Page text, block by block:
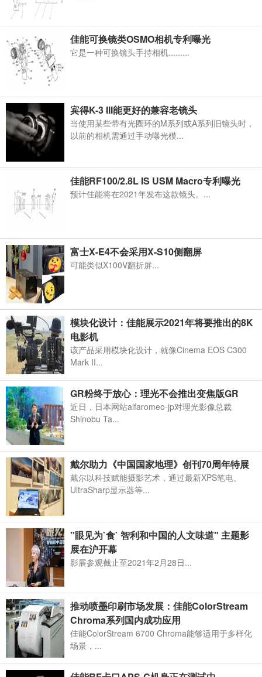
佳能可换镜类OSMO相机专利曝光
它是一种可换镜头手持相机.........
宾得K-3 III能更好的兼容老镜头
当使用某些带有光圈环的M系列或A系列旧镜头时，
以前的相机需通过手动曝光模...
佳能RF100/2.8L IS USM Macro专利曝光
预计佳能将在2021年发布这款镜头。...
富士X-E4不会采用X-S10侧翻屏
可能类似X100V翻折屏...
模块化设计：佳能展示2021年将要推出的8K
电影机
该产品采用模块化设计，就像Cinema EOS C300
Mark II...
GR粉终于放心：理光不会推出变焦版GR
近日，日本网站alfaromeo-jp对理光影像总裁
Shinobu Ta...
戴尔助力《中国国家地理》创刊70周年特展
戴尔以科技赋能摄影艺术，通过最新XPS笔电、
UltraSharp显示器等...
"眼见为`食` 智利和中国的人文味道" 主题影
展在沪开幕
影展参观截止至2021年2月28日...
推动喷墨印刷市场发展：佳能ColorStream
Chroma系列国内成功应用
佳能ColorStream 6700 Chroma能够适用于多样化
场景，...